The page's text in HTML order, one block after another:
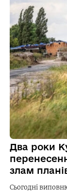
Два роки
злам
Сьогодні